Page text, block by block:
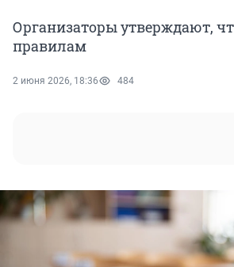
Организаторы утверждают,
правилам
2 июня 2026, 18:36 484